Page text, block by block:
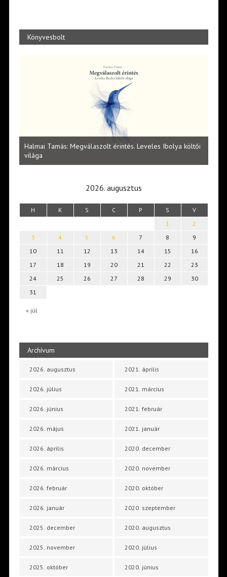
Könyvesbolt
Halmai Tamás: Megválaszolt érintés. Leveles Ibolya költői
világa
2026. augusztus
H K S C P S V
« júl
1
2
3
4 5 6 7 8
9
10
11 12 13 14 15
16
17
18 19 20 21 22
23
24
25 26 27 28 29
30
31
Archívum
2026. augusztus
2026. július
2026. június
2026. május
2026. április
2026. március
2026. február
2026. január
2025. december
2025. november
2025. október
2021. április
2021. március
2021. február
2021. január
2020. december
2020. november
2020. október
2020. szeptember
2020. augusztus
2020. július
2020. június